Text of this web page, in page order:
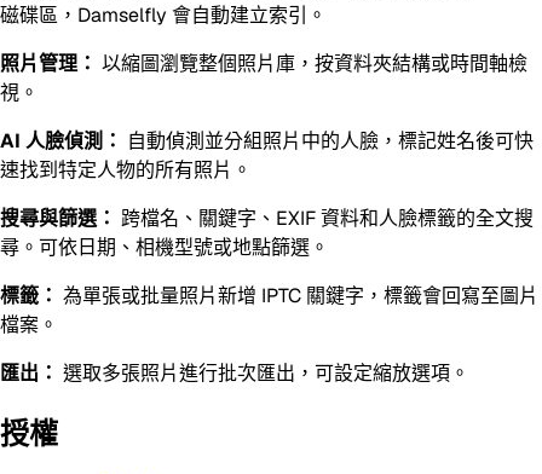
磁碟區，Damselfly 會自動建立索引。
照片管理： 以縮圖瀏覽整個照片庫，按資料夾結構或時間軸檢
視。
AI 人臉偵測： 自動偵測並分組照片中的人臉，標記姓名後可快
速找到特定人物的所有照片。
搜尋與篩選： 跨檔名、關鍵字、EXIF 資料和人臉標籤的全文搜
尋。可依日期、相機型號或地點篩選。
標籤： 為單張或批量照片新增 IPTC 關鍵字，標籤會回寫至圖片
檔案。
匯出： 選取多張照片進行批次匯出，可設定縮放選項。
授權